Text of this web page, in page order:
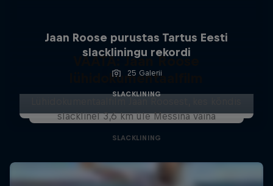
Jaan Roose purustas Tartus Eesti
slackliningu rekordi
25 Galerii
SLACKLINING
VAATA: Jaan Roose
lühidokumentaalfilm
slacklinel 3,6 km üle Messina väina
SLACKLINING